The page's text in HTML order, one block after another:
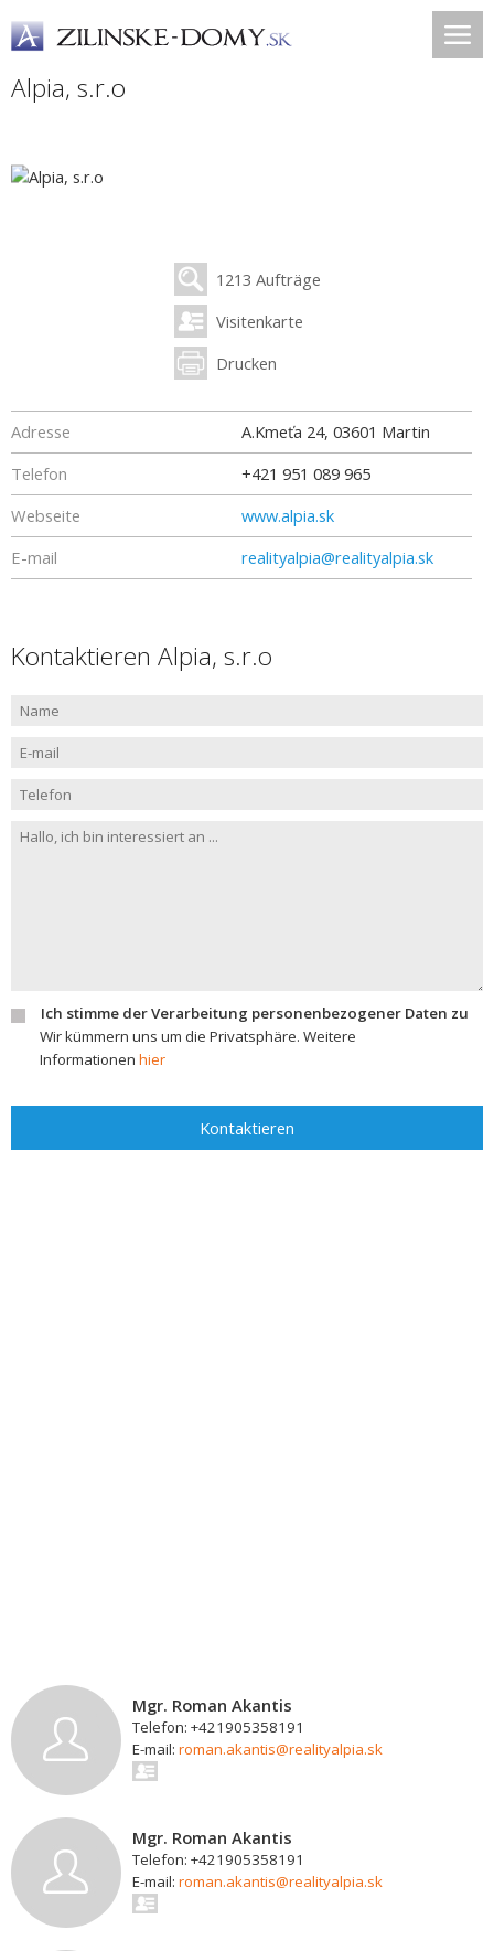
Alpia, s.r.o
1213 Aufträge
Visitenkarte
Drucken
Adresse A.Kmeťa 24, 03601 Martin
Telefon
+421 951 089 965
Webseite
www.alpia.sk
E-mail
realityalpia@realityalpia.sk
Kontaktieren Alpia, s.r.o
Ich stimme der Verarbeitung personenbezogener Daten zu
Wir kümmern uns um die Privatsphäre. Weitere
Informationen hier
Kontaktieren
Mgr. Roman Akantis
Telefon: +421905358191
E-mail: roman.akantis@realityalpia.sk
Mgr. Roman Akantis
Telefon: +421905358191
E-mail: roman.akantis@realityalpia.sk